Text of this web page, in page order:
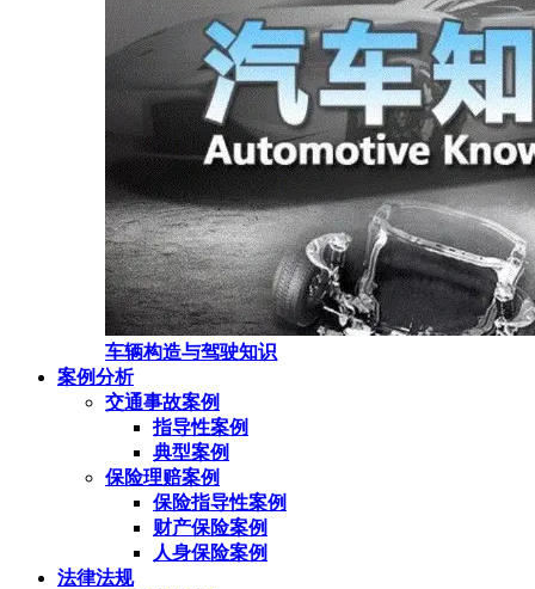
车辆构造与驾驶知识
案例分析
交通事故案例
指导性案例
典型案例
保险理赔案例
保险指导性案例
财产保险案例
人身保险案例
法律法规